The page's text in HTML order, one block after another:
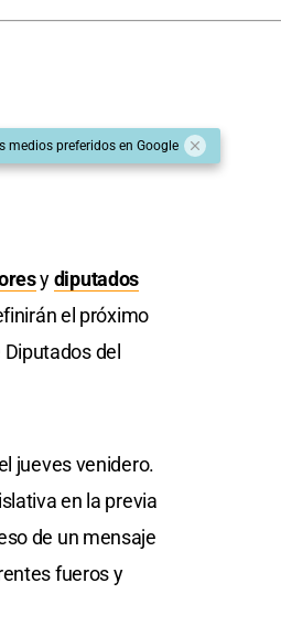
medios preferidos en Google
ydiputados
el próximo
del
jueves venidero.
en la previa
de un mensaje
fueros y